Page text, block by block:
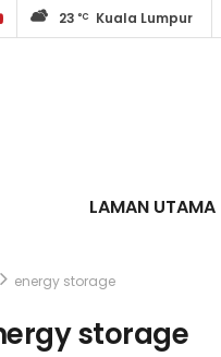
23 °C Kuala Lumpur
LAMAN UTAMA
energy storage
storage